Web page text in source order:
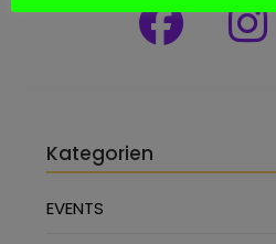
Kategorien
EVENTS